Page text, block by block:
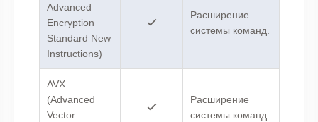
Advanced
Encryption
Standard New
Instructions)
Расширение
системы команд.
AVX
(Advanced
Vector
Расширение
системы команд.